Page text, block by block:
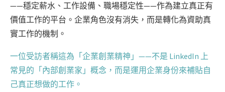
——穩定薪水、工作設備、職場穩定性——作為建立真正有
價值工作的平台。企業角色沒有消失，而是轉化為資助真
實工作的機制。
一位受訪者稱這為「企業創業精神」——不是 LinkedIn 上
常見的「內部創業家」概念，而是運用企業身份來補貼自
己真正想做的工作。